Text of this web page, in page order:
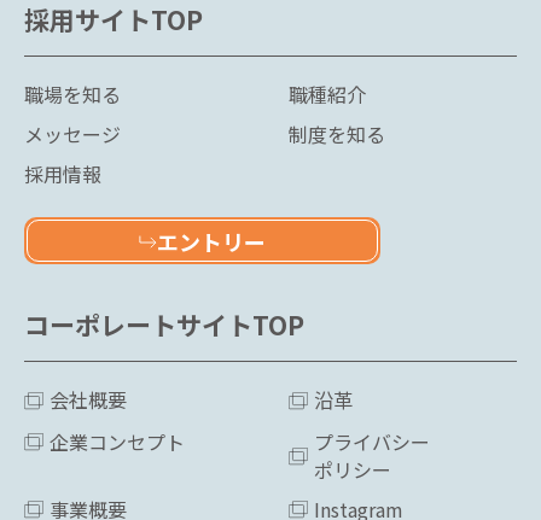
採用サイトTOP
職場を知る
職種紹介
メッセージ
制度を知る
採用情報
エントリー
コーポレートサイトTOP
会社概要
沿革
企業コンセプト
プライバシー
ポリシー
事業概要
Instagram